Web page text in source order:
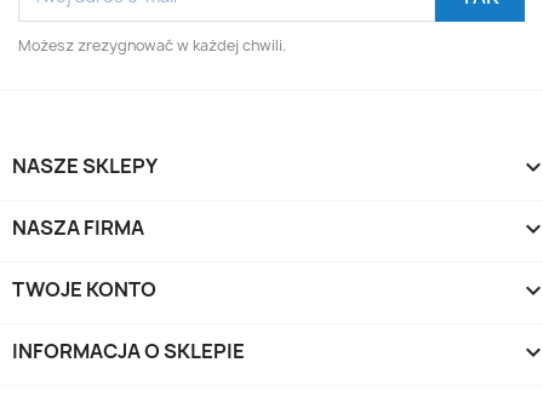
Możesz zrezygnować w każdej chwili.
NASZE SKLEPY
NASZA FIRMA
TWOJE KONTO
INFORMACJA O SKLEPIE